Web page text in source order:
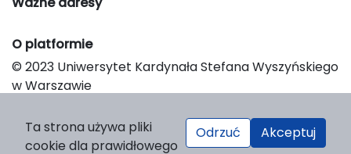
O platformie
© 2023 Uniwersytet Kardynała Stefana Wyszyńskiego
w Warszawie
Platform & Workflow by OJS/PKP
Ta strona używa pliki
cookie dla prawidłowego
Odrzuć Akceptuj